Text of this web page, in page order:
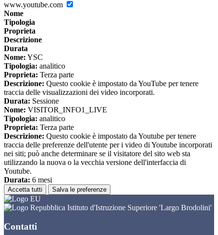
www.youtube.com
Nome
Tipologia
Proprieta
Descrizione
Durata
Nome: YSC
Tipologia: analitico
Proprieta: Terza parte
Descrizione: Questo cookie è impostato da YouTube per tenere
traccia delle visualizzazioni dei video incorporati.
Durata: Sessione
Nome: VISITOR_INFO1_LIVE
Tipologia: analitico
Proprieta: Terza parte
Descrizione: Questo cookie è impostato da Youtube per tenere
traccia delle preferenze dell'utente per i video di Youtube incorporati
nei siti; può anche determinare se il visitatore del sito web sta
utilizzando la nuova o la vecchia versione dell'interfaccia di
Youtube.
Durata: 6 mesi
Accetta tutti Salva le preferenze
Istituto d'Istruzione Superiore 'Largo Brodolini'
Contatti